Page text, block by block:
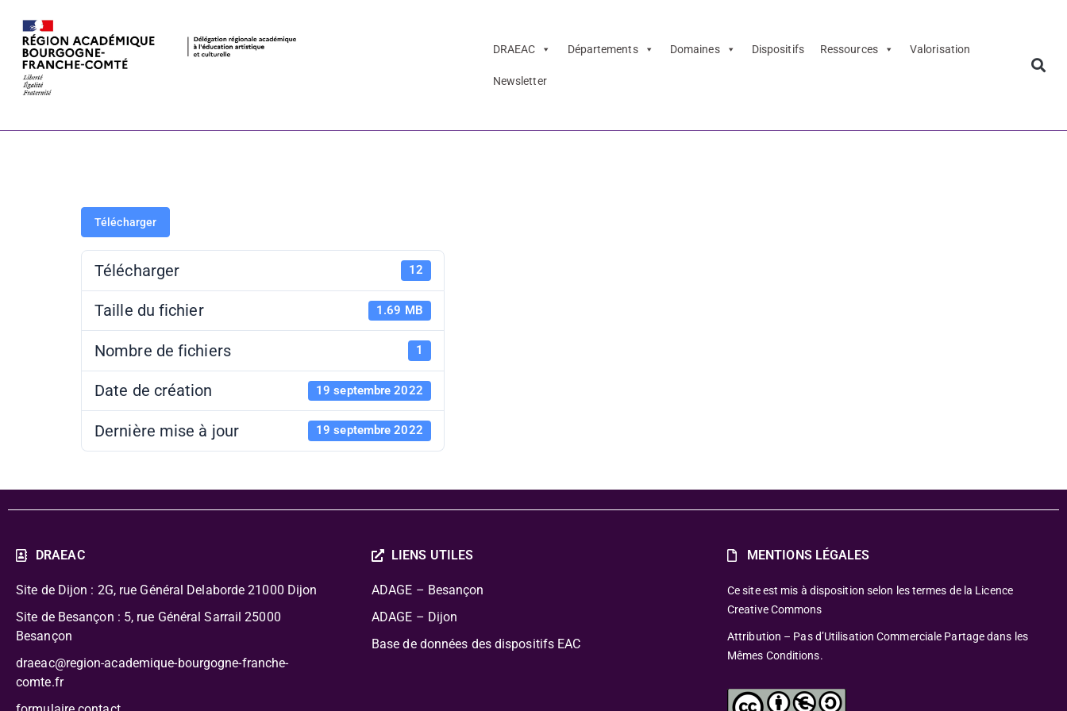
DRAEAC Départements Domaines Dispositifs Ressources Valorisation
Newsletter
Télécharger
Télécharger 12
Taille du fichier 1.69 MB
Nombre de fichiers 1
Date de création 19 septembre 2022
Dernière mise à jour 19 septembre 2022
DRAEAC
Site de Dijon : 2G, rue Général Delaborde 21000 Dijon
Site de Besançon : 5, rue Général Sarrail 25000
Besançon
draeac@region-academique-bourgogne-franche-
comte.fr
LIENS UTILES
ADAGE – Besançon
ADAGE – Dijon
Base de données des dispositifs EAC
MENTIONS LÉGALES
Ce site est mis à disposition selon les termes de la Licence
Creative Commons
Attribution – Pas d’Utilisation Commerciale Partage dans les
Mêmes Conditions.